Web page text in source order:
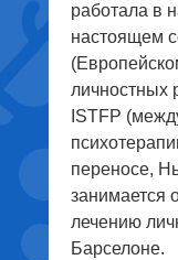
работала в
настоящем
личностных
ISTFP
переносе,
занимается
лечению
Барселоне.